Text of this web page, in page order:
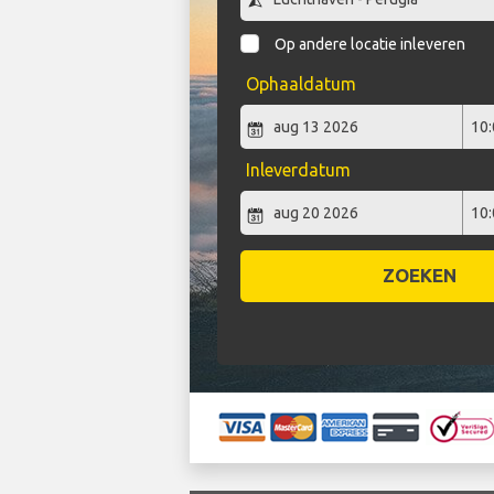
Op andere locatie inleveren
Ophaaldatum
Inleverdatum
ZOEKEN